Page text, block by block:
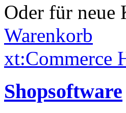
Oder für neue
Warenkorb
xt:Commerce
Shopsoftware